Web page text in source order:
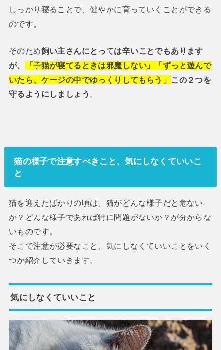
しっかり寝ることで、健やかに育っていくことができる
のです。
そのため飼い主さんにとっては辛いことでもあります
が、
「子猫が寝てるときは邪魔しない」「ずっと遊んで
いたら、ケージの中でゆっくりしてもらう」
この２つを
守るようにしましょう 。
猫の様子で注意すべきこと、気にしなくていいこ
と
猫を迎えたばかりの頃は、猫がどんな様子だと危ない
か？どんな様子であれば特に問題がないか？が分からな
いものです。
そこで注意が必要なこと、気にしなくていいことをいく
つか紹介していきます。
気にしなくていいこと